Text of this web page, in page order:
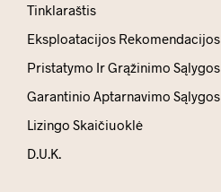
Tinklaraštis
Eksploatacijos Rekomendacijos
Pristatymo Ir Grąžinimo Sąlygos
Garantinio Aptarnavimo Sąlygos
Lizingo Skaičiuoklė
D.U.K.